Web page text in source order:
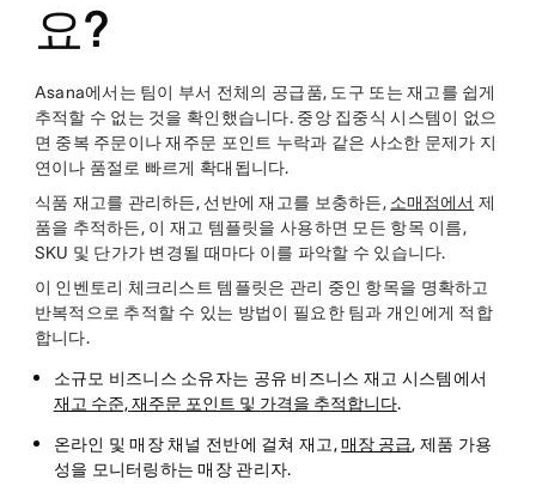
요?
Asana에서는 팀이 부서 전체의 공급품, 도구 또는 재고를 쉽게
추적할 수 없는 것을 확인했습니다. 중앙 집중식 시스템이 없으
면 중복 주문이나 재주문 포인트 누락과 같은 사소한 문제가 지
연이나 품절로 빠르게 확대됩니다.
식품 재고를 관리하든, 선반에 재고를 보충하든, 소매점에서 제
품을 추적하든, 이 재고 템플릿을 사용하면 모든 항목 이름,
SKU 및 단가가 변경될 때마다 이를 파악할 수 있습니다.
이 인벤토리 체크리스트 템플릿은 관리 중인 항목을 명확하고
반복적으로 추적할 수 있는 방법이 필요한 팀과 개인에게 적합
합니다.
소규모 비즈니스 소유자는 공유 비즈니스 재고 시스템에서
재고 수준, 재주문 포인트 및 가격을 추적합니다.
온라인 및 매장 채널 전반에 걸쳐 재고,매장 공급, 제품 가용
성을 모니터링하는 매장 관리자.